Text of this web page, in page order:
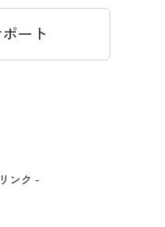
ート
ンク -